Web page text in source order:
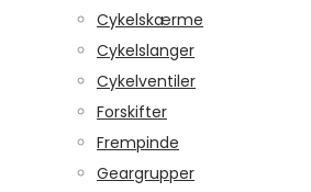
Cykelskærme
Cykelslanger
Cykelventiler
Forskifter
Frempinde
Geargrupper